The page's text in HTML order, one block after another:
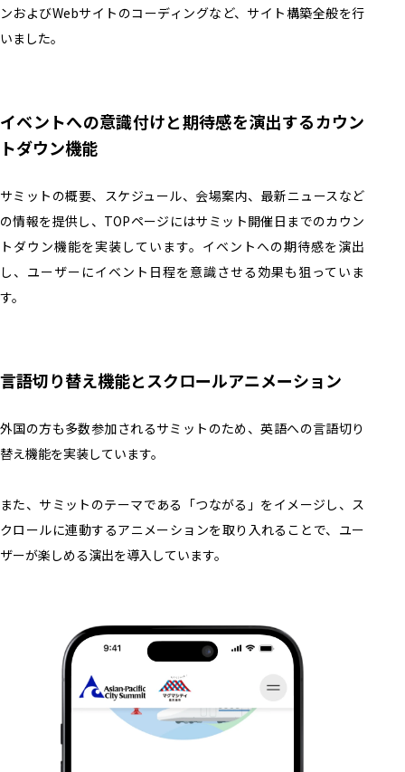
ンおよびWebサイトのコーディングなど、サイト構築全般を行
いました。
イベントへの意識付けと期待感を演出するカウン
トダウン機能
サミットの概要、スケジュール、会場案内、最新ニュースなど
の情報を提供し、TOPページにはサミット開催日までのカウン
トダウン機能を実装しています。イベントへの期待感を演出
し、ユーザーにイベント日程を意識させる効果も狙っていま
す。
言語切り替え機能とスクロールアニメーション
外国の方も多数参加されるサミットのため、英語への言語切り
替え機能を実装しています。
また、サミットのテーマである「つながる」をイメージし、ス
クロールに連動するアニメーションを取り入れることで、ユー
ザーが楽しめる演出を導入しています。